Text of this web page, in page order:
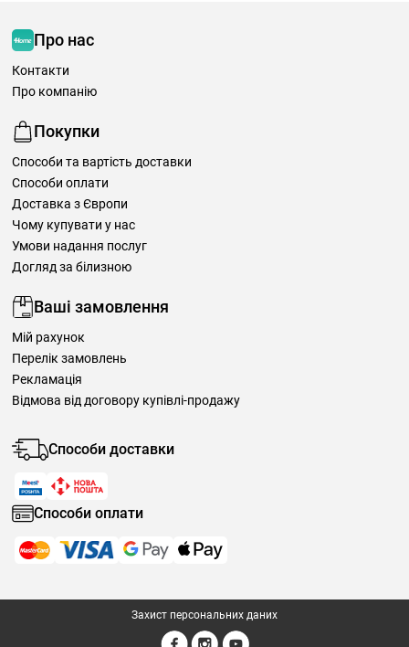
Про нас
Контакти
Про компанію
Покупки
Способи та вартість доставки
Способи оплати
Доставка з Європи
Чому купувати у нас
Умови надання послуг
Догляд за білизною
Ваші замовлення
Мій рахунок
Перелік замовлень
Рекламація
Відмова від договору купівлі-продажу
Способи доставки
Способи оплати
Захист персональних даних